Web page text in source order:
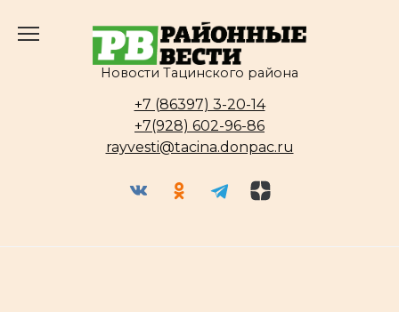
Новости Тацинского района
+7 (86397) 3-20-14
+7(928) 602-96-86
rayvesti@tacina.donpac.ru